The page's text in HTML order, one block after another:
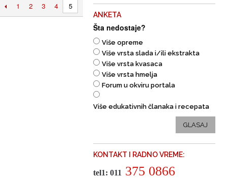
1 2 3 4 5
ANKETA
Šta nedostaje?
Više opreme
Više vrsta slada i/ili ekstrakta
Više vrsta kvasaca
Više vrsta hmelja
Forum u okviru portala
Više edukativnih članaka i recepata
GLASAJ
KONTAKT I RADNO VREME:
tel1: 011 375 0866